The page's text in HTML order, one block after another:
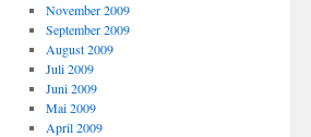
November 2009
September 2009
August 2009
Juli 2009
Juni 2009
Mai 2009
April 2009